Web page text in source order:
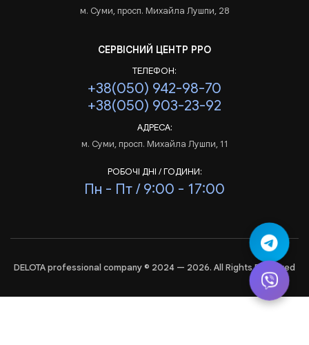
м. Суми, просп. Михайла Лушпи, 28
СЕРВІСНИЙ ЦЕНТР РРО
ТЕЛЕФОН:
+38(050) 942-98-70
+38(050) 903-23-92
АДРЕСА:
м. Суми, просп. Михайла Лушпи, 11
РОБОЧІ ДНІ / ГОДИНИ:
Пн - Пт / 9:00 - 17:00
DELOTA professional company © 2024 — 2026. All Rights Reserved